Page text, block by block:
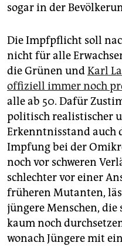
sogar in der
Die Impfpflicht soll
nicht für alle
die Grünen undKarl
offiziell immer noch
alle ab 50. Dafür
politisch realistischer
Erkenntnisstand auch
Impfung bei der
noch vor schweren
schlechter vor einer
früheren Mutanten,
jüngere Menschen,
kaum noch
wonach Jüngere mit